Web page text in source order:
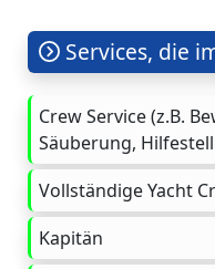
Services, die
Crew Service (z.B.
Säuberung,
Vollständige Yacht
Kapitän